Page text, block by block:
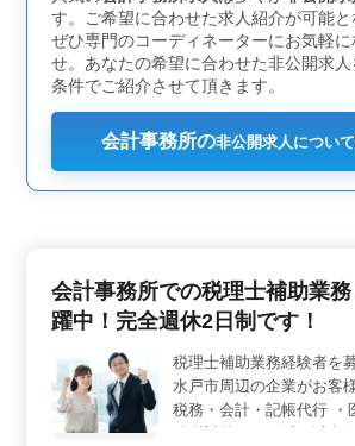
と長期的なキャリアサポート＞ この求
険、労災保険、健康保険、厚生年金とい
会保険が完備されており、安心して働
す。さらに、退職金共済にも加入してい
なキャリア形成をサポートする仕組み
会計事務の経験を活かしつつ、安定した
す。ご希望に合わせた求人紹介が可能と
ぜひ専門のコーディネーターにお気軽に
せ。あなたの希望に合わせた非公開求
条件でご紹介させて頂きます。
会計事務所の非公開求人につい
会計事務所での税理士補助業
躍中！完全週休2日制です！
税理士補助業務経験者を
水戸市周辺の企業がお客
税務・会計・記帳代行 ・
続税対策 ・不動産鑑定評